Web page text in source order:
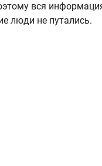
вся
люди не путались.